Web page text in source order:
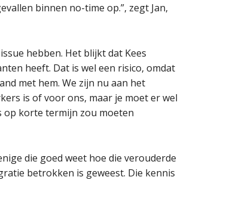
binnen no-time op.”, zegt Jan,
hebben. Het blijkt dat Kees
heeft. Dat is wel een risico, omdat
met hem. We zijn nu aan het
is of voor ons, maar je moet er wel
op korte termijn zou moeten
die goed weet hoe die verouderde
betrokken is geweest. Die kennis